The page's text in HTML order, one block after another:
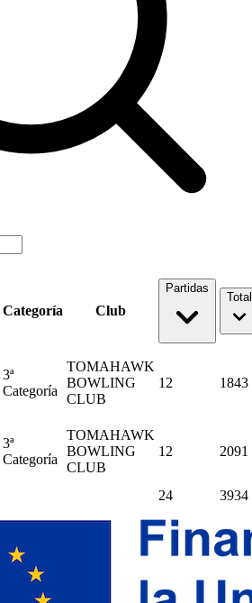
Categoría Club
Partidas
Total
3ª
Categoría
TOMAHAWK
BOWLING
CLUB
12 1843
3ª
Categoría
TOMAHAWK
BOWLING
CLUB
12 2091
24 3934